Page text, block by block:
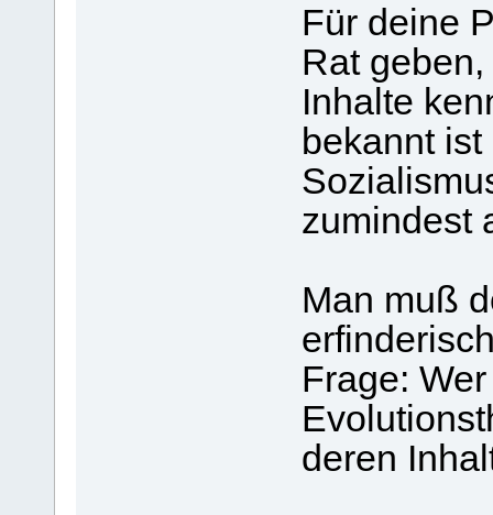
Für deine
Rat
Inhalte
bekannt
zumindest
Man muß
Frage:
deren